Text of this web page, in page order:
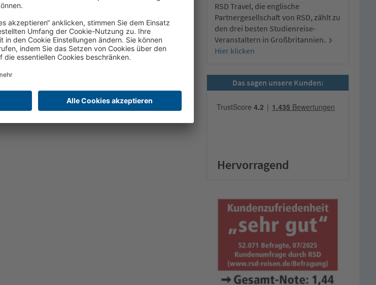
RSD Travel, die englische
Partnergesellschaft von RSD, zählt zu
den drei besten Studienreise-
Veranstaltern in Großbritannien.
Hier klicken
Das sagen unsere Kunden:
Hervorragend